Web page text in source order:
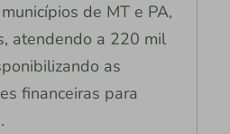
de MT e PA,
atendendo a 220 mil
as
financeiras para